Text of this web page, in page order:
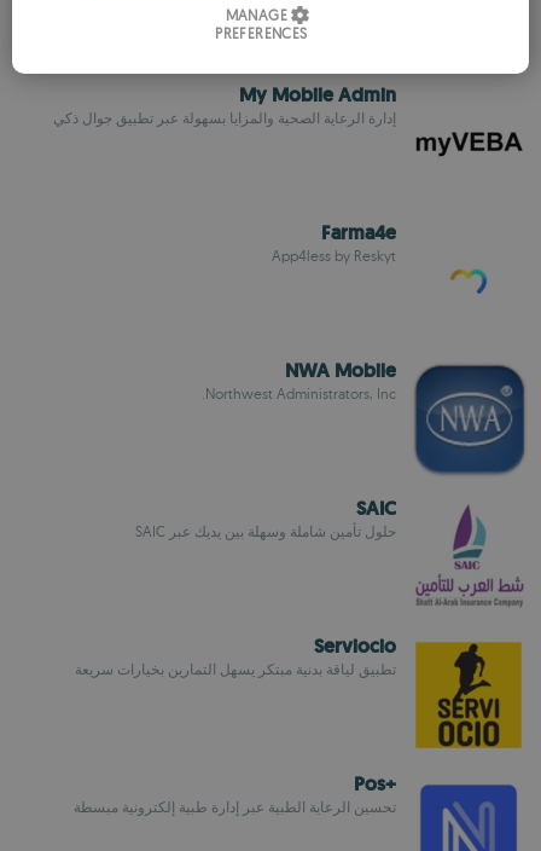
My Mobile Admin
إدارة الرعاية الصحية والمزايا بسهولة عبر تطبيق جوال ذكي
Farma4e
App4less by Reskyt
NWA Mobile
Northwest Administrators, Inc.
SAIC
حلول تأمين شاملة وسهلة بين يديك عبر SAIC
Serviocio
تطبيق لياقة بدنية مبتكر يسهل التمارين بخيارات سريعة
+Pos
تحسين الرعاية الطبية عبر إدارة طبية إلكترونية مبسطة
ROMANIAN
MANAGE
PREFERENCES